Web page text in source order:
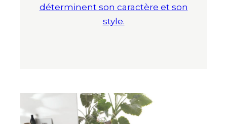
déterminent son caractère et son
style.